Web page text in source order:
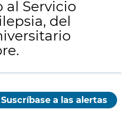
al Servicio
del
Suscríbase a las alertas